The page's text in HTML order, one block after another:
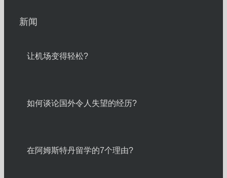
新闻
让机场变得轻松?
如何谈论国外令人失望的经历?
在阿姆斯特丹留学的7个理由?